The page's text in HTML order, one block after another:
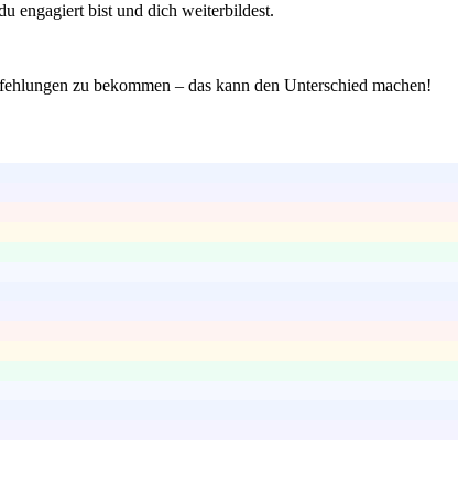
engagiert bist und dich weiterbildest.
zu bekommen – das kann den Unterschied machen!